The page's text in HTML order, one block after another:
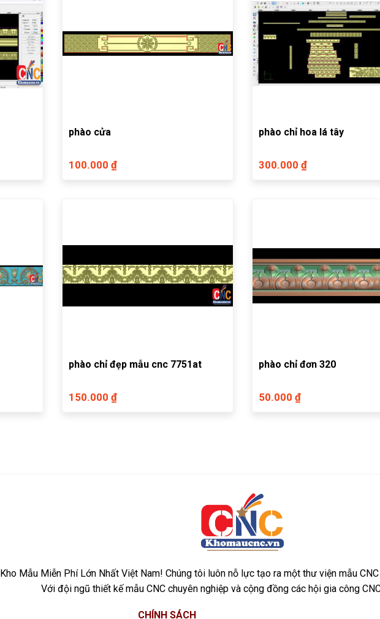
phào cửa
100.000 ₫
phào chỉ hoa lá tây
300.000 ₫
phào chỉ đẹp mẫu cnc 7751at
150.000 ₫
phào chỉ đơn 320
50.000 ₫
Kho Mẫu Miễn Phí Lớn Nhất Việt Nam! Chúng tôi luôn nỗ lực tạo ra một thư viện mẫu
Với đội ngũ thiết kế mẫu CNC chuyên nghiệp và cộng đồng các hội gia công
CHÍNH SÁCH